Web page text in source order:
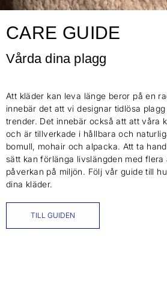
CARE GUIDE
Vårda dina plagg
Att kläder kan leva länge beror på en
innebär det att vi designar tidlösa
trender. Det innebär också att att våra
och är tillverkade i hållbara och
bomull, mohair och alpacka. Att ta
sätt kan förlänga livslängden med
påverkan på miljön. Följ vår guide till
dina kläder.
TILL GUIDEN